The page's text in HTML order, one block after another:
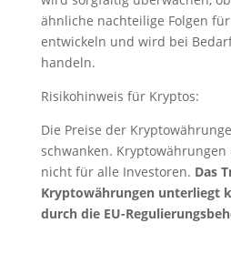
ähnliche nachteilige Folgen
entwickeln und wird bei
handeln.
Risikohinweis für Kryptos:
Die Preise der
schwanken.
nicht für alle Investoren. Das
Kryptowährungen unterliegt
durch die EU-